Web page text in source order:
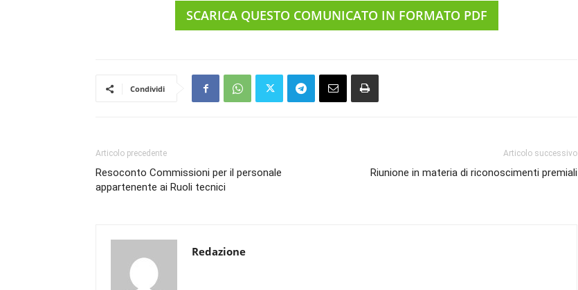
SCARICA QUESTO COMUNICATO IN FORMATO PDF
Condividi
Articolo precedente
Resoconto Commissioni per il personale
appartenente ai Ruoli tecnici
Articolo successivo
Riunione in materia di riconoscimenti premiali
Redazione